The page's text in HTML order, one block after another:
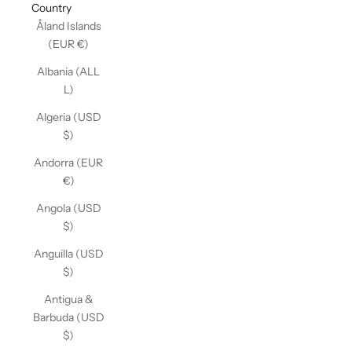
Country
Åland Islands
(EUR €)
Albania (ALL
L)
Algeria (USD
$)
Andorra (EUR
€)
Angola (USD
$)
Anguilla (USD
$)
Antigua &
Barbuda (USD
$)